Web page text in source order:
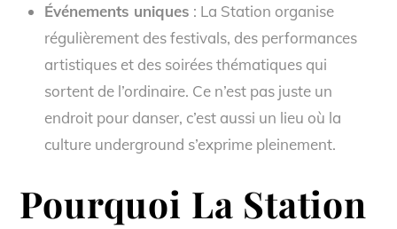
Événements uniques : La Station organise
régulièrement des festivals, des performances
artistiques et des soirées thématiques qui
sortent de l’ordinaire. Ce n’est pas juste un
endroit pour danser, c’est aussi un lieu où la
culture underground s’exprime pleinement.
Pourquoi La Station